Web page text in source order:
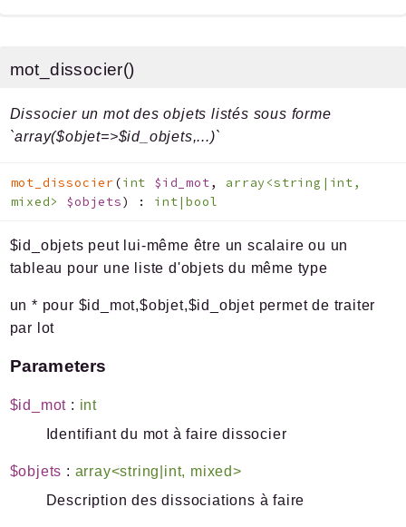
mot_dissocier()
Dissocier un mot des objets listés sous forme
`array($objet=>$id_objets,...)`
mot_dissocier(int $id_mot, array<string|int,
mixed> $objets) : int|bool
$id_objets peut lui-même être un scalaire ou un
tableau pour une liste d'objets du même type
un * pour $id_mot,$objet,$id_objet permet de traiter
par lot
Parameters
$id_mot : int
Identifiant du mot à faire dissocier
$objets : array<string|int, mixed>
Description des dissociations à faire